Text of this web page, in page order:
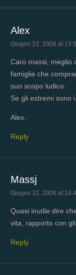
Alex
Giugno 22, 2006 at
Caro massi, meglio
famiglie che
suo scopo ludico.
Se gli estremi sono
Alex.
Reply
Massj
Giugno 22, 2006 at
Quasi inutile dire
vita, rapporto con
Reply